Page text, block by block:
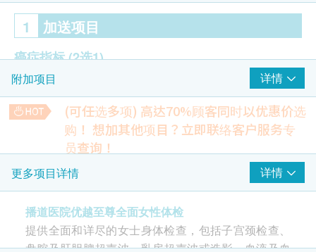
1 加送项目
癌症指标(2选1)
癌抗原125 (卵巢)
癌抗原15.3 (乳房)
重点项目
医生咨询 重点项目
全科医生会诊(兩次) - 首次检查及复诊
超声波检查 重点项目
附加项目 详情
(可任选多项) 高达70%顾客同时以优惠价选
购！ 想加其他项目？立即联络客户服务专
员查询！
甲乙型肝炎组合筛查
包括：乙型肝炎表面抗原、乙型肝炎表面抗体、甲型肝炎病毒
IgG抗体
HK$640.0
幽门螺旋菌吹气测试
更多项目详情 详情
播道医院优越至尊全面女性体检
提供全面和详尽的女士身体检查，包括子宫颈检查、
盘腔及肝胆脾超声波、乳房超声波或造影、血液及血